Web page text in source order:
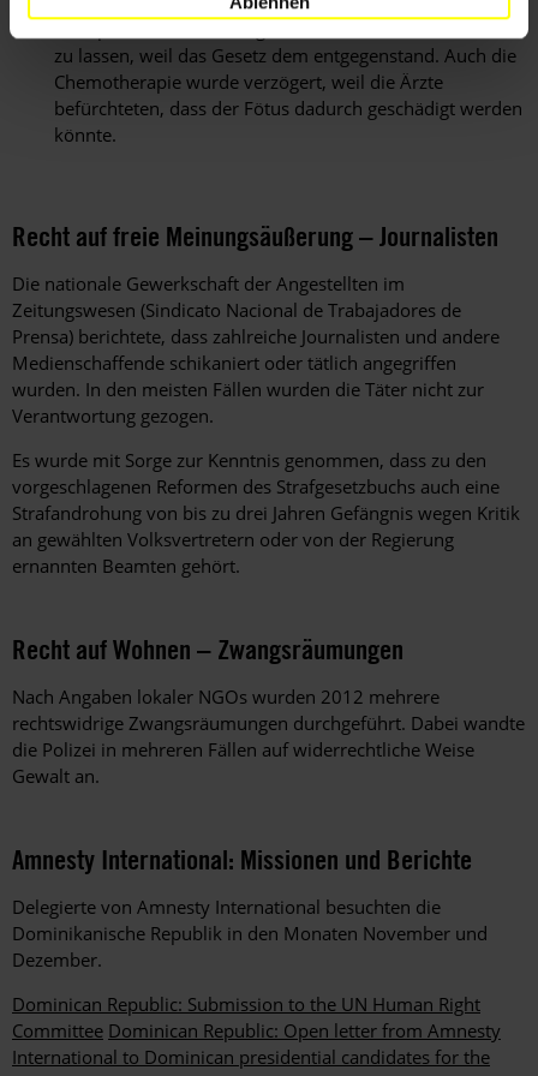
zu lassen, weil das Gesetz dem entgegenstand. Auch die
Chemotherapie wurde verzögert, weil die Ärzte
befürchteten, dass der Fötus dadurch geschädigt werden
könnte.
Recht auf freie Meinungsäußerung – Journalisten
Die nationale Gewerkschaft der Angestellten im
Zeitungswesen (Sindicato Nacional de Trabajadores de
Prensa) berichtete, dass zahlreiche Journalisten und andere
Medienschaffende schikaniert oder tätlich angegriffen
wurden. In den meisten Fällen wurden die Täter nicht zur
Verantwortung gezogen.
Es wurde mit Sorge zur Kenntnis genommen, dass zu den
vorgeschlagenen Reformen des Strafgesetzbuchs auch eine
Strafandrohung von bis zu drei Jahren Gefängnis wegen Kritik
an gewählten Volksvertretern oder von der Regierung
ernannten Beamten gehört.
Recht auf Wohnen – Zwangsräumungen
Nach Angaben lokaler NGOs wurden 2012 mehrere
rechtswidrige Zwangsräumungen durchgeführt. Dabei wandte
die Polizei in mehreren Fällen auf widerrechtliche Weise
Gewalt an.
Amnesty International: Missionen und Berichte
Delegierte von Amnesty International besuchten die
Dominikanische Republik in den Monaten November und
Dezember.
Dominican Republic: Submission to the UN Human Right
Committee Dominican Republic: Open letter from Amnesty
International to Dominican presidential candidates for the